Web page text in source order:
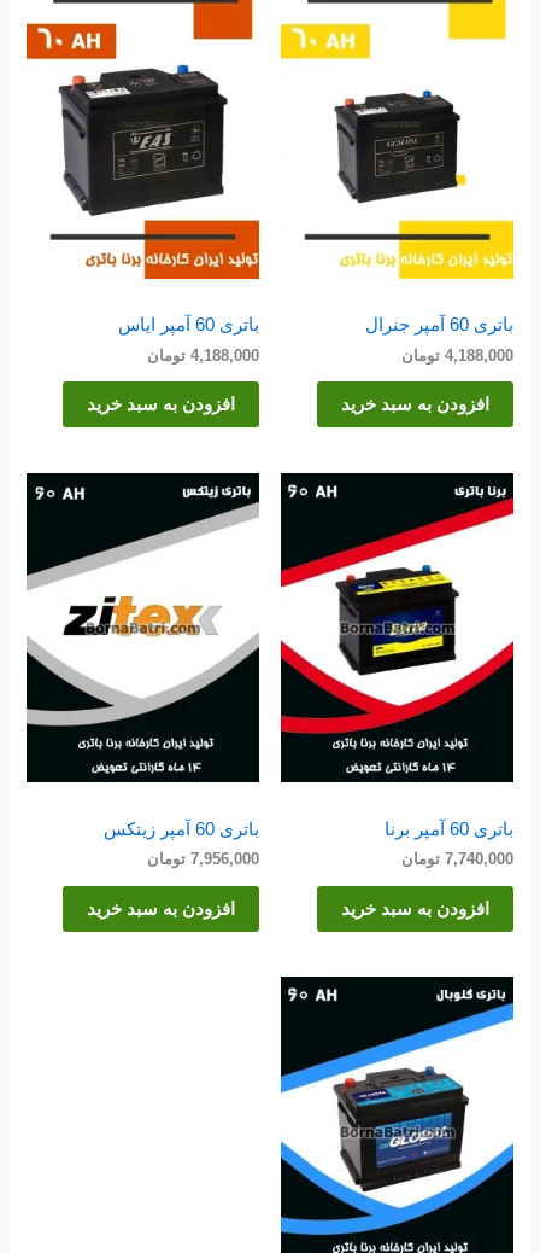
باتری 60 آمپر جنرال
4,188,000 تومان
افزودن به سبد خرید
باتری 60 آمپر ایاس
4,188,000 تومان
افزودن به سبد خرید
باتری 60 آمپر برنا
7,740,000 تومان
افزودن به سبد خرید
باتری 60 آمپر زیتکس
7,956,000 تومان
افزودن به سبد خرید